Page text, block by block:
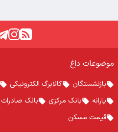
موضوعات داغ
بازنشستگان کالابرگ الکترونیکی
یارانه
بانک مرکزی بانک صادرات
قیمت مسکن